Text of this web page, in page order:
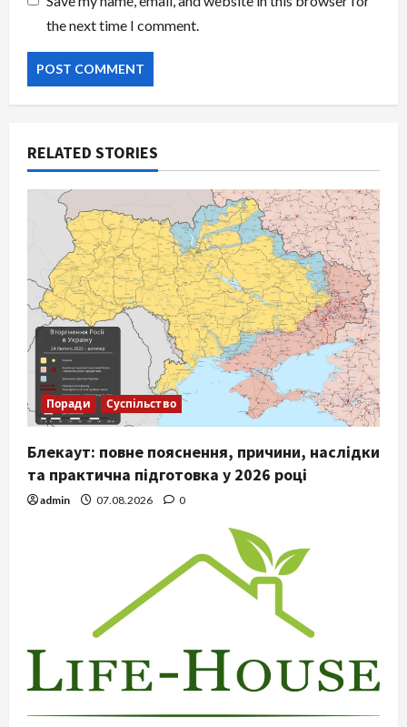
the next time I comment.
RELATED STORIES
Поради Суспільство
Блекаут: повне пояснення, причини, наслідки
та практична підготовка у 2026 році
admin 07.08.2026 0